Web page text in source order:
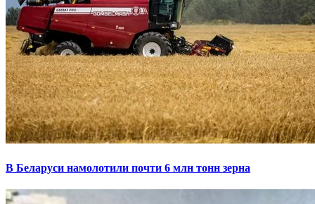
В Беларуси намолотили почти 6 млн тонн зерна